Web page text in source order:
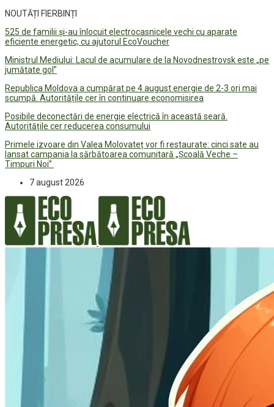
NOUTĂȚI FIERBINȚI
525 de familii și-au înlocuit electrocasnicele vechi cu aparate
eficiente energetic, cu ajutorul EcoVoucher
Ministrul Mediului: Lacul de acumulare de la Novodnestrovsk este „pe
jumătate gol”
Republica Moldova a cumpărat pe 4 august energie de 2-3 ori mai
scumpă. Autoritățile cer în continuare economisirea
Posibile deconectări de energie electrică în această seară.
Autoritățile cer reducerea consumului
Primele izvoare din Valea Molovateț vor fi restaurate: cinci sate au
lansat campania la sărbătoarea comunitară „Școală Veche –
Timpuri Noi”
7 august 2026